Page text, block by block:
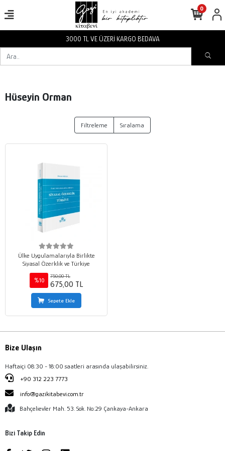
3000 TL VE ÜZERİ KARGO BEDAVA
0
Hüseyin Orman
Filtreleme Sıralama
Ülke Uygulamalarıyla Birlikte
Siyasal Özerklik ve Türkiye
%10
750,00 TL
675,00 TL
Sepete Ekle
Bize Ulaşın
Haftaiçi 08:30 - 18:00 saatleri arasında ulaşabilirsiniz.
+90 312 223 7773
info@gazikitabevi.com.tr
Bahçelievler Mah. 53. Sok. No:29 Çankaya-Ankara
Bizi Takip Edin